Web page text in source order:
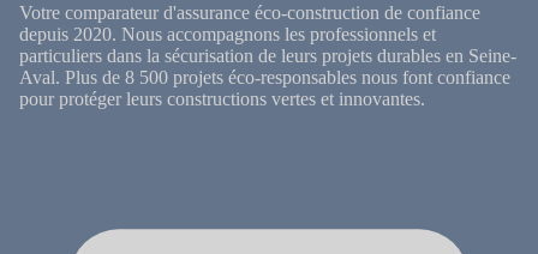
Votre comparateur d'assurance éco-construction de confiance
depuis 2020. Nous accompagnons les professionnels et
particuliers dans la sécurisation de leurs projets durables en Seine-
Aval. Plus de 8 500 projets éco-responsables nous font confiance
pour protéger leurs constructions vertes et innovantes.